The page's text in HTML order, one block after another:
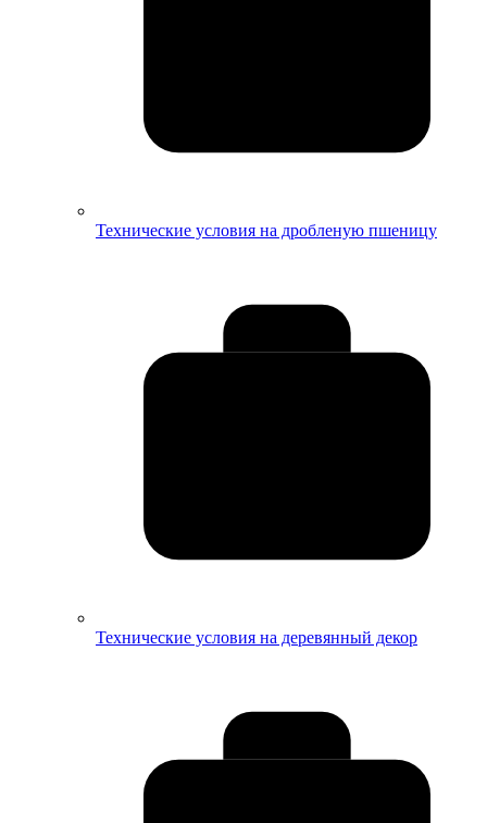
Технические условия на дробленую пшеницу
Технические условия на деревянный декор